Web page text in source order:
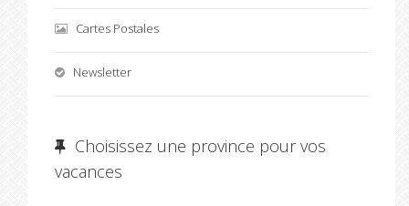
Cartes Postales
Newsletter
Choisissez une province pour vos
vacances